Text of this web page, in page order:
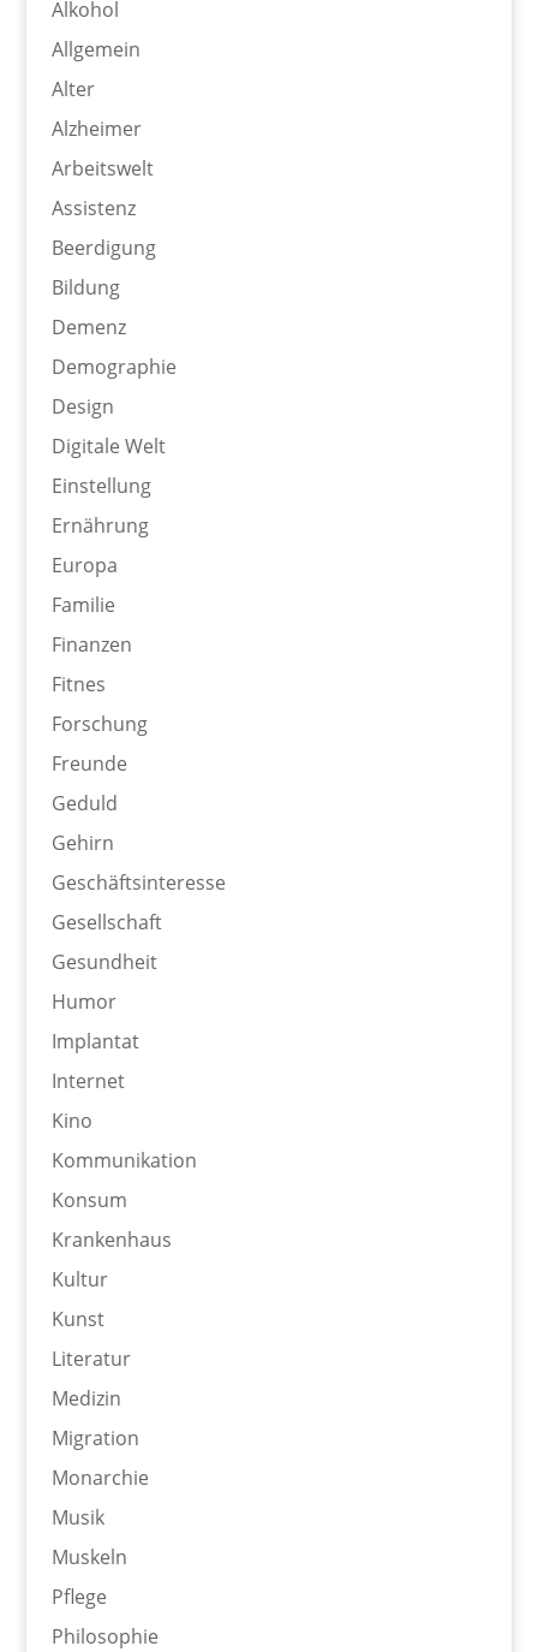
Alkohol
Allgemein
Alter
Alzheimer
Arbeitswelt
Assistenz
Beerdigung
Bildung
Demenz
Demographie
Design
Digitale Welt
Einstellung
Ernährung
Europa
Familie
Finanzen
Fitnes
Forschung
Freunde
Geduld
Gehirn
Geschäftsinteresse
Gesellschaft
Gesundheit
Humor
Implantat
Internet
Kino
Kommunikation
Konsum
Krankenhaus
Kultur
Kunst
Literatur
Medizin
Migration
Monarchie
Musik
Muskeln
Pflege
Philosophie